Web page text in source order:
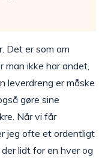
Det er som om
man ikke har andet,
leverdreng er måske
gøre sine
Når vi får
jeg ofte et ordentligt
lidt for en hver og